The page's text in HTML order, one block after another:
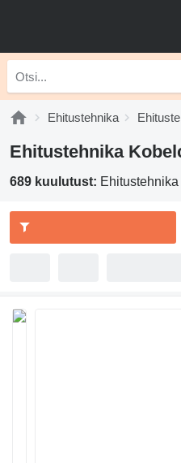
Ehitustehnika
Ehitustehnika
689 kuulutust: